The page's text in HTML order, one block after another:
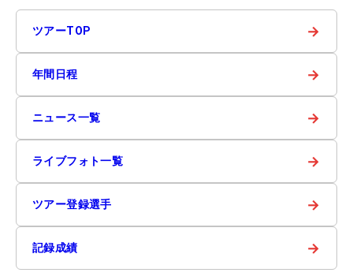
ツアーTOP →
年間日程 →
ニュース一覧 →
ライブフォト一覧 →
ツアー登録選手 →
記録成績 →